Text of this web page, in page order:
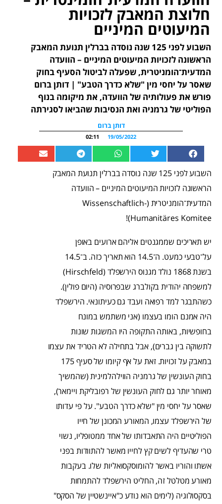
חלוצת המאבק לזכויות
המיעוטים המיניים
השבוע לפני 125 שנה נוסדה בברלין תנועת המאבק
הראשונה לזכויות המיעוטים המיניים – הוועדה
המדעית־הומניטרית, שפעלה לביטול הסעיף בחוק
שאסר על יחסי מין "שלא כדרך הטבע" | דותן ברום
פורש את פעולותיה של הוועדה, את מיקומה בנוף
הפוליטי של גרמניה ואת הנסיבות שהביאו לסגירתה
דותן ברום
19/05/2022
02:11
השבוע לפני 125 שנה נוסדה בברלין תנועת המאבק
הראשונה לזכויות המיעוטים המיניים – הוועדה
המדעית־הומניטרית (Wissenschaftlich-
Humanitäres Komitee)!
יש תאריכים שממגנטים אליהם ארועים באופן
על־טבעי כמעט. ה־14.5 הוא תאריך כזה. ב־14.5
בשנת 1868 נולד מגנוס הירשפלד (Hirschfeld)
למשפחה יהודית בקולברג שבפרוסיה (היום פולין).
כשהתבגר למד רפואה ועבד גם כעיתונאי. הירשפלד
היה אמנם הומו בעצמו (אני משתמש במונח
בחופשיות, באותה התקופה היו המשגות שונות
לתשוקה בין גברים), אבל בתחילה לא הטריד את עצמו
במאבק על זכויות. זאת על אף קיומו של סעיף 175
בחוק העונשין של גרמניה הווילהלמינית (שהמשיך
מאוחר יותר גם לחוק העונשין של רפובליקת ויימאר),
שאסר על יחסי מין "שלא כדרך הטבע". על פי עדותו
של הירשפלד עצמו, המאורע המכונן של חייו
הפוליטיים היה התאבדותו של אחד ממטופליו, נשוי
טרי שהעדיף לשים קץ לחייו מאשר להתוודות בפני
אשתו והוריו באשר להומוסקסואליות שלו. בעקבות
מאורע מטלטל זה, החליט הירשפלד להתמחות
בסקסולוגיה (לימים הוא נודע כ"איינשטיין של הסקס"